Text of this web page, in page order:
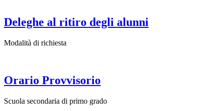
Deleghe al ritiro degli alunni
Modalità di richiesta
Orario Provvisorio
Scuola secondaria di primo grado